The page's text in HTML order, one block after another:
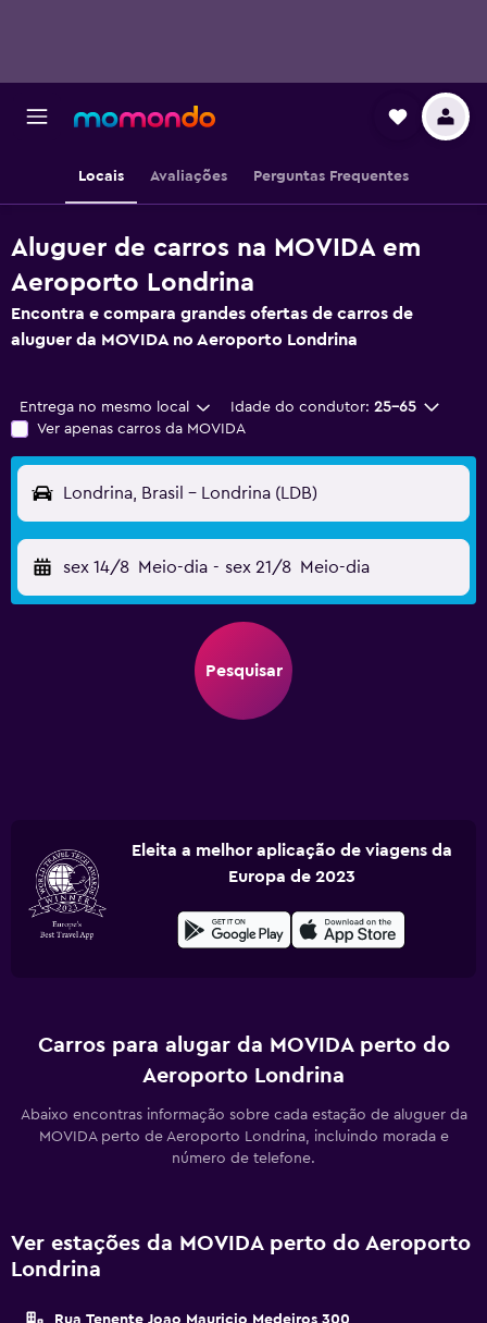
Locais Avaliações Perguntas Frequentes
Aluguer de carros na MOVIDA em
Aeroporto Londrina
Encontra e compara grandes ofertas de carros de
aluguer da MOVIDA no Aeroporto Londrina
Entrega no mesmo local Idade do condutor: 25-65
Ver apenas carros da MOVIDA
Londrina, Brasil - Londrina (LDB)
sex 14/8 Meio-dia - sex 21/8 Meio-dia
Pesquisar
Eleita a melhor aplicação de viagens da
Europa de 2023
Carros para alugar da MOVIDA perto do
Aeroporto Londrina
Abaixo encontras informação sobre cada estação de aluguer da
MOVIDA perto de Aeroporto Londrina, incluindo morada e
número de telefone.
Ver estações da MOVIDA perto do Aeroporto
Londrina
Rua Tenente Joao Mauricio Medeiros 300